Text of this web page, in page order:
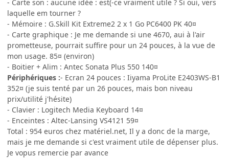
- Carte son : aucune idée : est(-ce vraiment utile ? Si oui, vers
laquelle em tourner ?
- Mémoire : G.Skill Kit Extreme2 2 x 1 Go PC6400 PK 40¤
- Carte graphique : Je me demande si une 4670, aui à l'air
prometteuse, pourrait suffire pour un 24 pouces, à la vue de
mon usage. 85¤ (environ)
- Boitier + Alim : Antec Sonata Plus 550 140¤
Périphériques :- Ecran 24 pouces : Iiyama ProLite E2403WS-B1
352¤ (je suis tenté par un 26 pouces, mais bon niveau
prix/utilité j'hésite)
- Clavier : Logitech Media Keyboard 14¤
- Enceintes : Altec-Lansing VS4121 59¤
Total : 954 euros chez matériel.net, Il y a donc de la marge,
mais je me demande si c'est vraiment utile de dépenser plus.
Je vopus remercie par avance